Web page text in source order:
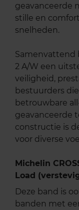
geavanceerde
stille en
snelheden. ​
Samenvattend
2 A/W een
veiligheid,
bestuurders
betrouwbare
geavanceerde
constructie is
voor diverse
Michelin
Load
Deze band is
banden met